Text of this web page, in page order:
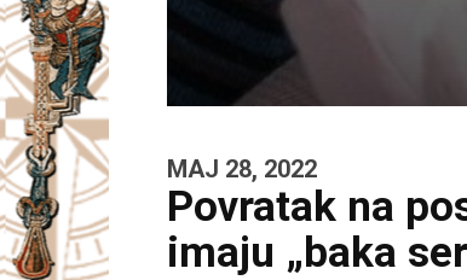
MAJ 28, 2022
Povratak na
imaju „baka